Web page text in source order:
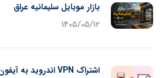
بازار موبایل سلیمانیه عراق
1405/05/12
اشتراک VPN اندروید به آیفون